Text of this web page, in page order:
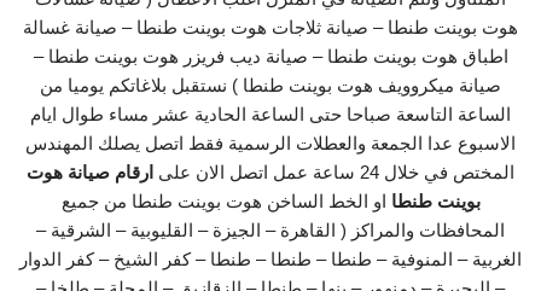
هوت بوينت طنطا – صيانة ثلاجات هوت بوينت طنطا – صيانة غسالة
اطباق هوت بوينت طنطا – صيانة ديب فريزر هوت بوينت طنطا –
صيانة ميكروويف هوت بوينت طنطا ) نستقبل بلاغاتكم يوميا من
الساعة التاسعة صباحا حتى الساعة الحادية عشر مساء طوال ايام
الاسبوع عدا الجمعة والعطلات الرسمية فقط اتصل يصلك المهندس
المختص في خلال 24 ساعة عمل اتصل الان على
ارقام صيانة هوت
بوينت طنطا او الخط الساخن هوت بوينت طنطا من جميع
المحافظات والمراكز ( القاهرة – الجيزة – القليوبية – الشرقية –
الغربية – المنوفية – طنطا – طنطا – طنطا – كفر الشيخ – كفر الدوار